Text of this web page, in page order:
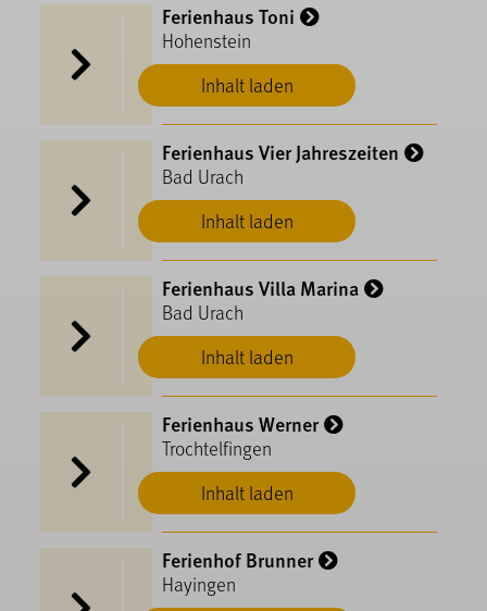
Inhalt laden
Ferienhaus Toni
Hohenstein
Inhalt laden
Ferienhaus Vier Jahreszeiten
Bad Urach
Inhalt laden
Ferienhaus Villa Marina
Bad Urach
Inhalt laden
Ferienhaus Werner
Trochtelfingen
Ferienhof Brunner
Hayingen